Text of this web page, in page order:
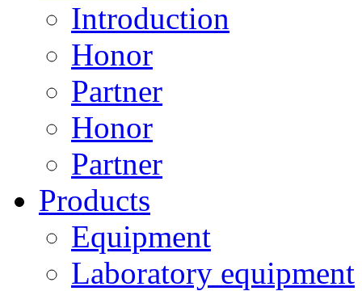
Introduction
Honor
Partner
Honor
Partner
Products
Equipment
Laboratory equipment